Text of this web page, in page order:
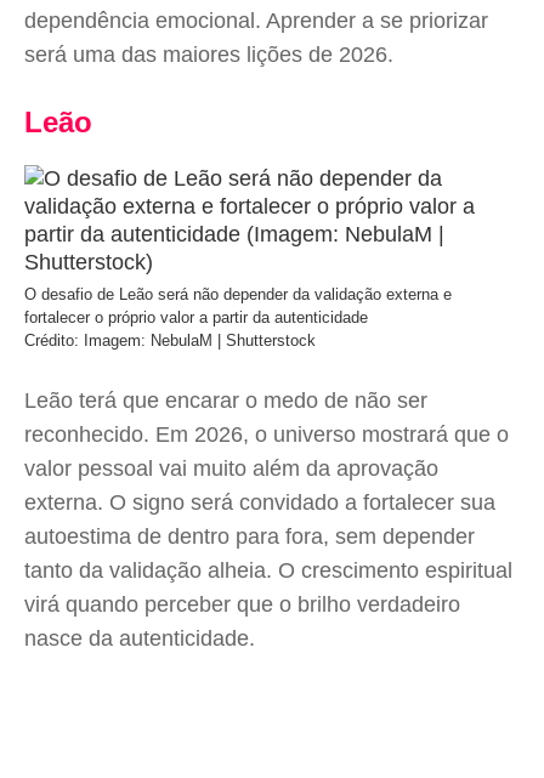
dependência emocional. Aprender a se priorizar
será uma das maiores lições de 2026.
Leão
O desafio de Leão será não depender da validação externa e
fortalecer o próprio valor a partir da autenticidade
Crédito: Imagem: NebulaM | Shutterstock
Leão terá que encarar o medo de não ser
reconhecido. Em 2026, o universo mostrará que o
valor pessoal vai muito além da aprovação
externa. O signo será convidado a fortalecer sua
autoestima de dentro para fora, sem depender
tanto da validação alheia. O crescimento espiritual
virá quando perceber que o brilho verdadeiro
nasce da autenticidade.